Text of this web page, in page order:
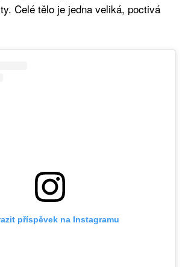
Celé tělo je jedna veliká, poctivá
příspěvek na Instagramu